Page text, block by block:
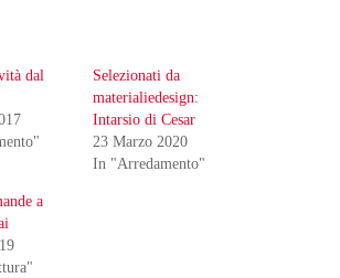
dal
Selezionati da
materialiedesign:
Intarsio di Cesar
23 Marzo 2020
In "Arredamento"
a